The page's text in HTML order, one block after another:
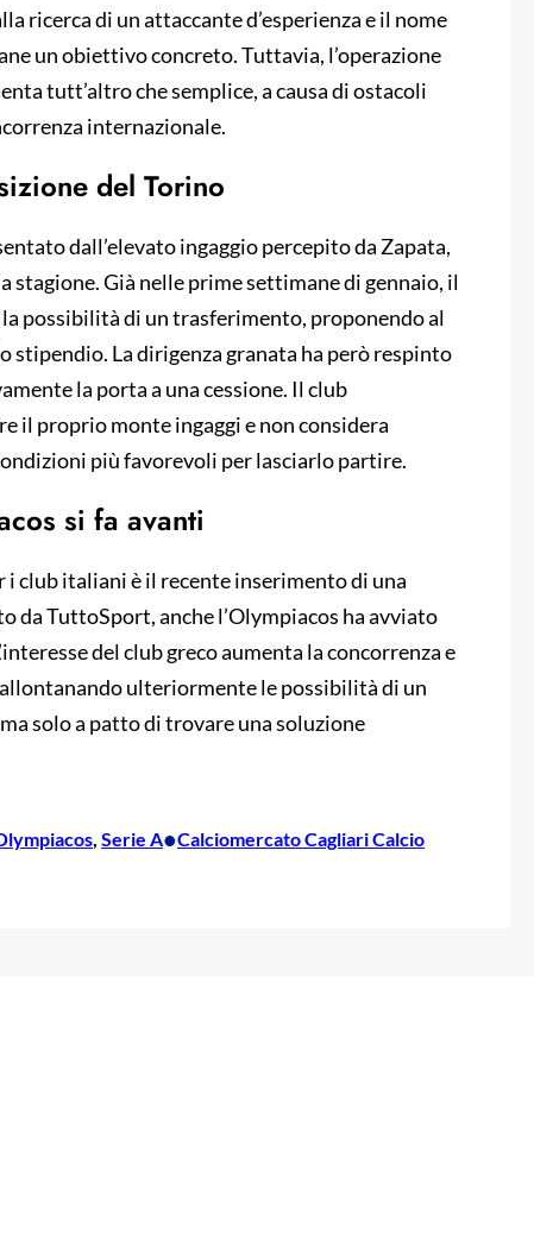
ricerca di un attaccante d’esperienza e il nome
un obiettivo concreto. Tuttavia, l’operazione
tutt’altro che semplice, a causa di ostacoli
internazionale.
del Torino
dall’elevato ingaggio percepito da Zapata,
stagione. Già nelle prime settimane di gennaio, il
possibilità di un trasferimento, proponendo al
stipendio. La dirigenza granata ha però respinto
la porta a una cessione. Il club
il proprio monte ingaggi e non considera
più favorevoli per lasciarlo partire.
si fa avanti
i club italiani è il recente inserimento di una
da TuttoSport, anche l’Olympiacos ha avviato
del club greco aumenta la concorrenza e
ulteriormente le possibilità di un
solo a patto di trovare una soluzione
, Serie A•Calciomercato Cagliari Calcio